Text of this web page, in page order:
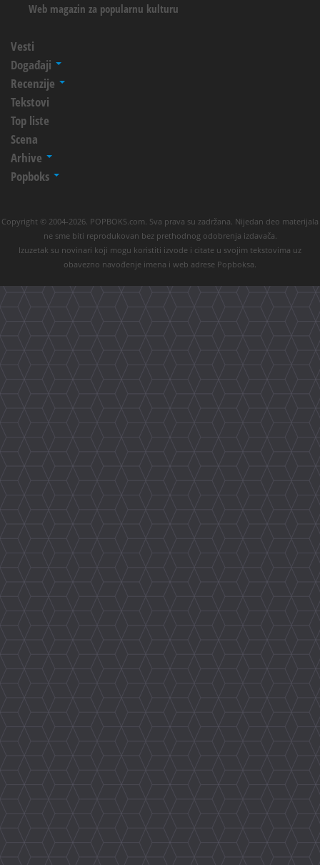
Web magazin za popularnu kulturu
Vesti
Događaji
Recenzije
Tekstovi
Top liste
Scena
Arhive
Popboks
Copyright © 2004-2026. POPBOKS.com. Sva prava su zadržana. Nijedan deo materijala
ne sme biti reprodukovan bez prethodnog odobrenja izdavača.
Izuzetak su novinari koji mogu koristiti izvode i citate u svojim tekstovima uz
obavezno navođenje imena i web adrese Popboksa.